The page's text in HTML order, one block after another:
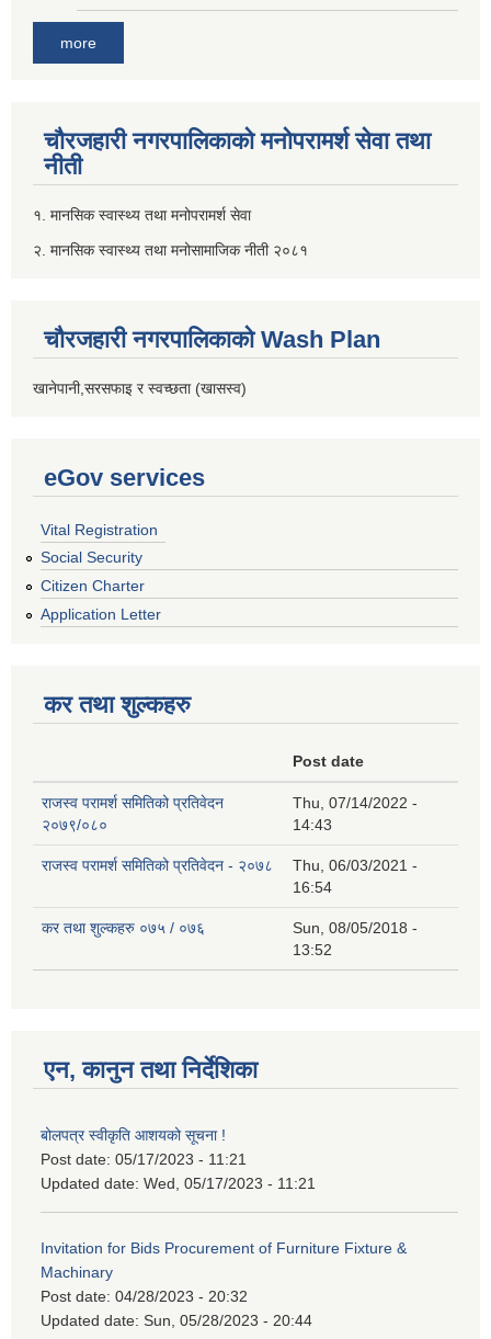
more
चौरजहारी नगरपालिकाको मनोपरामर्श सेवा तथा
नीती
१. मानसिक स्वास्थ्य तथा मनोपरामर्श सेवा
२. मानसिक स्वास्थ्य तथा मनोसामाजिक नीती २०८१
चौरजहारी नगरपालिकाको Wash Plan
खानेपानी,सरसफाइ र स्वच्छता (खासस्व)
eGov services
Vital Registration
Social Security
Citizen Charter
Application Letter
कर तथा शुल्कहरु
Post date
राजस्व परामर्श समितिको प्रतिवेदन
२०७९/०८०
Thu, 07/14/2022 -
14:43
राजस्व परामर्श समितिको प्रतिवेदन - २०७८
Thu, 06/03/2021 -
16:54
कर तथा शुल्कहरु ०७५ / ०७६
Sun, 08/05/2018 -
13:52
एन, कानुन तथा निर्देशिका
बोलपत्र स्वीकृति आशयको सूचना !
Post date: 05/17/2023 - 11:21
Updated date: Wed, 05/17/2023 - 11:21
Invitation for Bids Procurement of Furniture Fixture &
Machinary
Post date: 04/28/2023 - 20:32
Updated date: Sun, 05/28/2023 - 20:44